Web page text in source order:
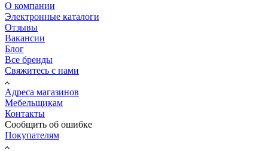
О компании
Электронные каталоги
Отзывы
Вакансии
Блог
Все бренды
Свяжитесь с нами
Адреса магазинов
Мебельщикам
Контакты
Сообщить об ошибке
Покупателям